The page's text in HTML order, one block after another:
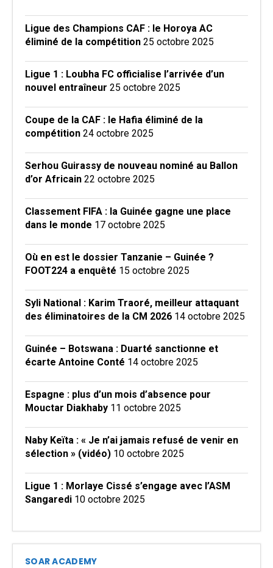
Ligue des Champions CAF : le Horoya AC
éliminé de la compétition 25 octobre 2025
Ligue 1 : Loubha FC officialise l’arrivée d’un
nouvel entraîneur 25 octobre 2025
Coupe de la CAF : le Hafia éliminé de la
compétition 24 octobre 2025
Serhou Guirassy de nouveau nominé au Ballon
d’or Africain 22 octobre 2025
Classement FIFA : la Guinée gagne une place
dans le monde 17 octobre 2025
Où en est le dossier Tanzanie – Guinée ?
FOOT224 a enquêté 15 octobre 2025
Syli National : Karim Traoré, meilleur attaquant
des éliminatoires de la CM 2026 14 octobre 2025
Guinée – Botswana : Duarté sanctionne et
écarte Antoine Conté 14 octobre 2025
Espagne : plus d’un mois d’absence pour
Mouctar Diakhaby 11 octobre 2025
Naby Keïta : « Je n’ai jamais refusé de venir en
sélection » (vidéo) 10 octobre 2025
Ligue 1 : Morlaye Cissé s’engage avec l’ASM
Sangaredi 10 octobre 2025
SOAR ACADEMY